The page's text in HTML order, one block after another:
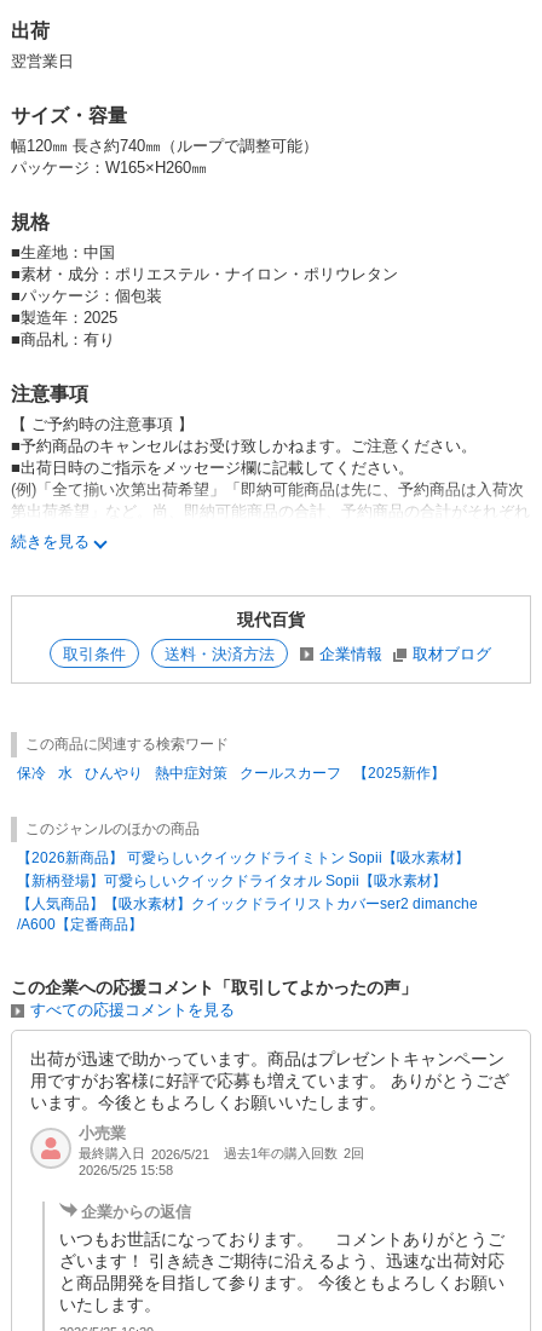
内側は接触冷感になっているのでそのまま着けてもひんやり。
特に暑い日は、付属の保冷剤を入れれば涼しさが更にUPするので、熱中
す。
スカーフのように軽い着け心地で、ファッションのアクセントにぴったり
なデザインを集めました。
・外側はUVカット効果のある生地を使用
・内側は接触冷感素材でほんやりと気持ち良い着け心地
・保冷剤付きなので、熱中症対策にも
◼️ ◼️ ◼️ ◼️ ◼️
【濡らして 絞って 振るだけで 冷たくなるタオルシリーズ
JUST WET AND SHAKE！
簡単にひんやりするクールタオルシリーズは、
夏の熱中症予防として注目されているアイテム。
冷却効果だけでなく、UVカット率98%以上！
忘れがちな首元の日焼け対策にも効果的です。
出荷
翌営業日
サイズ・容量
幅120㎜ 長さ約740㎜（ループで調整可能）
パッケージ：W165×H260㎜
規格
■生産地：中国
■素材・成分：ポリエステル・ナイロン・ポリウレタン
■パッケージ：個包装
■製造年：2025
■商品札：有り
注意事項
【 ご予約時の注意事項 】
■予約商品のキャンセルはお受け致しかねます。ご注意ください。
■出荷日時のご指示をメッセージ欄に記載してください。
(例)「全て揃い次第出荷希望」「即納可能商品は先に、予約商品は入荷次
第出荷希望」など。尚、即納可能商品の合計、予約商品の合計がそれぞれ
下代2万円を下回る場合は個々に送料が発生致します。「全て揃い次第出
荷希望」で合計金額下代2万円以上であれば送料は発生致しません。
■ 弊社は一般卸もしているため、ご注文後すでに完売になっている場合も
ございますので、予めご了承ください。
■ ご予約を頂いた商品でも諸事情によりお届けできない場合がございます
ので、予めご了承ください。
■ 色・柄・サイズが多少異なる場合があります。予めご了承ください。
になる場合がございます。
続きを見る
現代百貨
取引条件 送料・決済方法 企業情報 取材ブログ
この商品に関連する検索ワード
保冷
水 ひんやり 熱中症対策 クールスカーフ 【2025新作】
このジャンルのほかの商品
【2026新商品】 可愛らしいクイックドライミトン Sopii【吸水素材】
【新柄登場】可愛らしいクイックドライタオル Sopii【吸水素材】
【人気商品】【吸水素材】クイックドライリストカバーser2 dimanche
/A600【定番商品】
この企業への応援コメント「取引してよかったの声」
すべての応援コメントを見る
出荷が迅速で助かっています。商品はプレゼントキャンペーン
用ですがお客様に好評で応募も増えています。 ありがとうござ
います。今後ともよろしくお願いいたします。
小売業
最終購入日 2026/5/21 過去1年の購入回数 2回
2026/5/25 15:58
企業からの返信
いつもお世話になっております。 コメントありがとうご
ざいます！ 引き続きご期待に沿えるよう、迅速な出荷対応
と商品開発を目指して参ります。 今後ともよろしくお願い
いたします。